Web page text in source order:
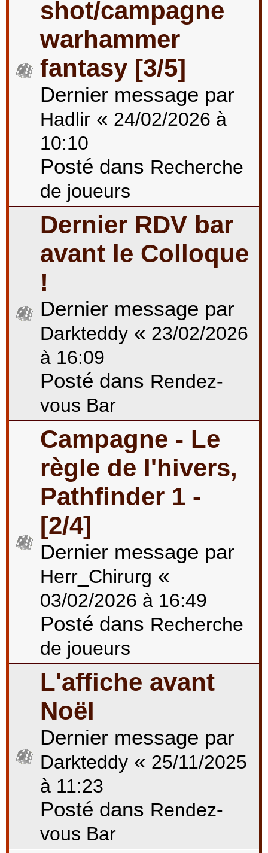
shot/campagne
warhammer
fantasy [3/5]
Dernier message par
Hadlir « 24/02/2026 à
10:10
Posté dans Recherche
de joueurs
Dernier RDV bar
avant le Colloque
!
Dernier message par
Darkteddy « 23/02/2026
à 16:09
Posté dans Rendez-
vous Bar
Campagne - Le
règle de l'hivers,
Pathfinder 1 -
[2/4]
Dernier message par
Herr_Chirurg «
03/02/2026 à 16:49
Posté dans Recherche
de joueurs
L'affiche avant
Noël
Dernier message par
Darkteddy « 25/11/2025
à 11:23
Posté dans Rendez-
vous Bar